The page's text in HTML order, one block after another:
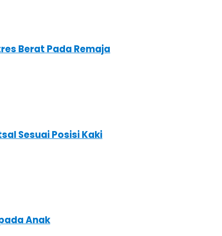
Berat Pada Remaja
Sesuai Posisi Kaki
Anak